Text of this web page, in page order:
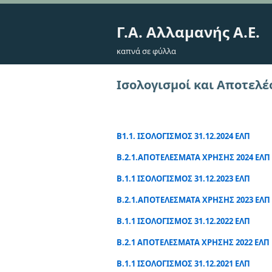
Γ.Α. Αλλαμανής Α.Ε.
καπνά σε φύλλα
Ισολογισμοί και
Β1.1. ΙΣΟΛΟΓΙΣΜΟΣ 31.12.2024 ΕΛΠ
Β.2.1.ΑΠΟΤΕΛΕΣΜΑΤΑ ΧΡΗΣΗΣ 2024 ΕΛΠ
Β.1.1 ΙΣΟΛΟΓΙΣΜΟΣ 31.12.2023 ΕΛΠ
Β.2.1.ΑΠΟΤΕΛΕΣΜΑΤΑ ΧΡΗΣΗΣ 2023 ΕΛΠ
B.1.1 ΙΣΟΛΟΓΙΣΜΟΣ 31.12.2022 ΕΛΠ
Β.2.1 ΑΠΟΤΕΛΕΣΜΑΤΑ ΧΡΗΣΗΣ 2022 ΕΛΠ
Β.1.1 ΙΣΟΛΟΓΙΣΜΟΣ 31.12.2021 ΕΛΠ